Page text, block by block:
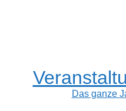
Das ganze